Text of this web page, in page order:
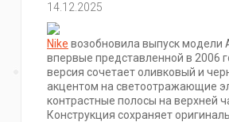
14.12.2025
Nike возобновила выпуск модели
впервые представленной в 2006
версия сочетает оливковый и
акцентом на светоотражающие
контрастные полосы на верхней
Конструкция сохраняет